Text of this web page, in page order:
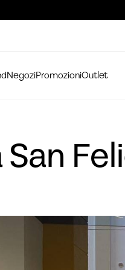
NegoziPromozioniOutlet